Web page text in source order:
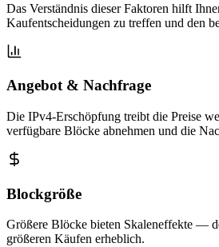
Das Verständnis dieser Faktoren hilft
Kaufentscheidungen zu treffen und den
Angebot & Nachfrage
Die IPv4-Erschöpfung treibt die Preise
verfügbare Blöcke abnehmen und die
Blockgröße
Größere Blöcke bieten Skaleneffekte —
größeren Käufen erheblich.